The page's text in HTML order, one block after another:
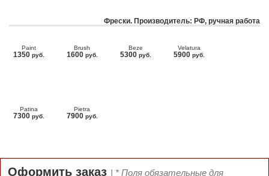
Фрески. Производитель: РФ, ручная работа
Paint
1350 руб.
Brush
1600 руб.
Beze
5300 руб.
Velatura
5900 руб.
Patina
7300 руб.
Pietra
7900 руб.
Оформить заказ | * Поля обязательные для